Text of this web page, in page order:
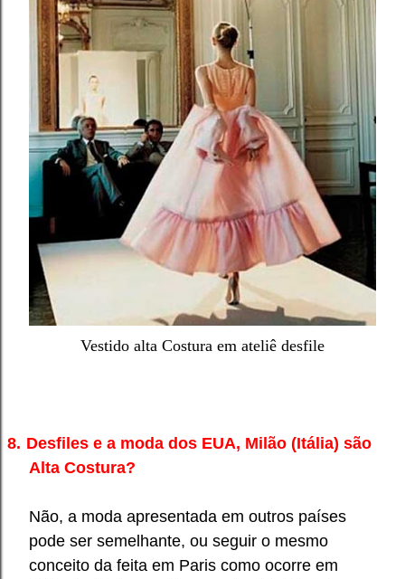
Vestido alta Costura em ateliê desfile
8. Desfiles e a moda dos EUA, Milão (Itália) são
Alta Costura?
Não, a moda apresentada em outros países
pode ser semelhante, ou seguir o mesmo
conceito da feita em Paris como ocorre em